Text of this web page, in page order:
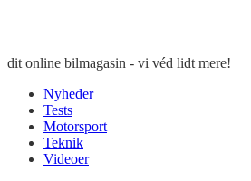
dit online bilmagasin - vi véd lidt mere!
Nyheder
Tests
Motorsport
Teknik
Videoer